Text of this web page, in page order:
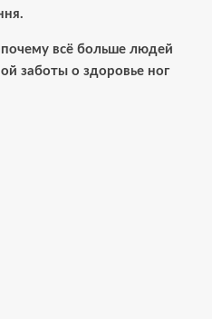
всё больше людей
заботы о здоровье ног